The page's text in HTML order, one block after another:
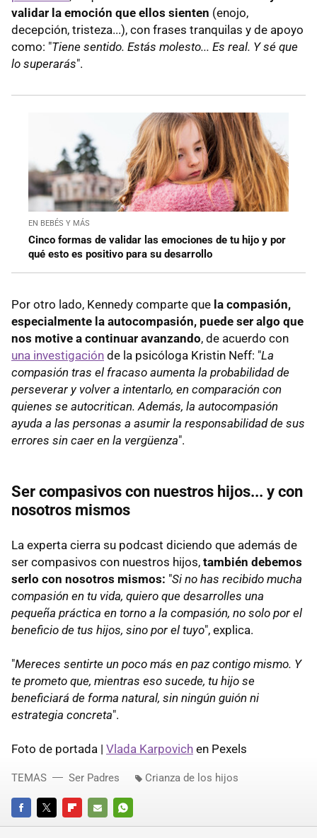
validar la emoción que ellos sienten (enojo,
decepción, tristeza...), con frases tranquilas y de apoyo
como: "Tiene sentido. Estás molesto... Es real. Y sé que
lo superarás".
EN BEBÉS Y MÁS
Cinco formas de validar las emociones de tu hijo y por
qué esto es positivo para su desarrollo
Por otro lado, Kennedy comparte que la compasión,
especialmente la autocompasión, puede ser algo que
nos motive a continuar avanzando, de acuerdo con
una investigación de la psicóloga Kristin Neff: "La
compasión tras el fracaso aumenta la probabilidad de
perseverar y volver a intentarlo, en comparación con
quienes se autocritican. Además, la autocompasión
ayuda a las personas a asumir la responsabilidad de sus
errores sin caer en la vergüenza".
Ser compasivos con nuestros hijos... y con
nosotros mismos
La experta cierra su podcast diciendo que además de
ser compasivos con nuestros hijos, también debemos
serlo con nosotros mismos: "Si no has recibido mucha
compasión en tu vida, quiero que desarrolles una
pequeña práctica en torno a la compasión, no solo por el
beneficio de tus hijos, sino por el tuyo", explica.
"Mereces sentirte un poco más en paz contigo mismo. Y
te prometo que, mientras eso sucede, tu hijo se
beneficiará de forma natural, sin ningún guión ni
estrategia concreta".
Foto de portada | Vlada Karpovich en Pexels
FACEBOOKTWITTERFLIPBOARD
E-
WHATSAPP
TEMAS Ser Padres Crianza de los hijos